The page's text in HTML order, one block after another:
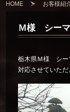
HOME お客様紹
Ｍ様 シーマ
栃木県Ｍ様 シー
対応させていた